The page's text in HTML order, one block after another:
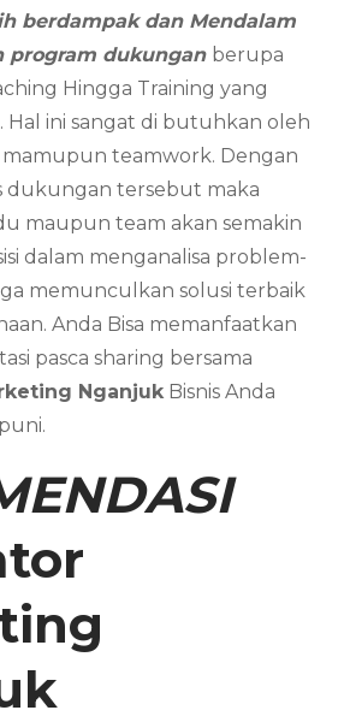
berdampak dan Mendalam
program dukungan berupa
Hingga Training yang
Hal ini sangat di butuhkan oleh
mamupun teamwork. Dengan
dukungan tersebut maka
maupun team akan semakin
dalam menganalisa problem-
memunculkan solusi terbaik
Anda Bisa memanfaatkan
pasca sharing bersama
NganjukBisnis Anda